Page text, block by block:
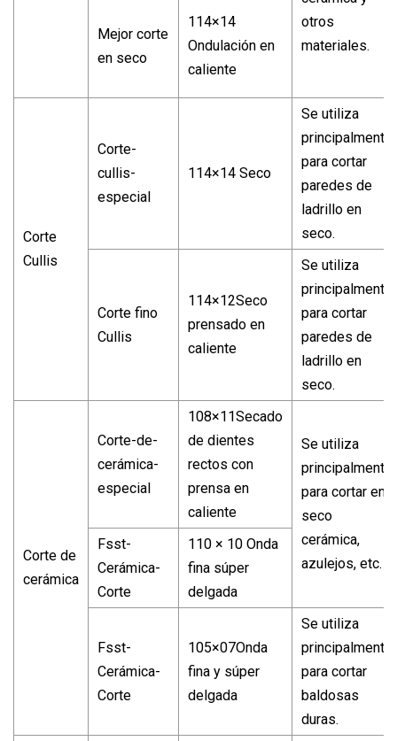
otros
materiales.
Mejor corte
en seco
114×14
Ondulación en
caliente
Corte
Cullis
Corte-
cullis-
especial
114×14 Seco
Se utiliza
principalmente
para cortar
paredes de
ladrillo en
seco.
Corte fino
Cullis
114×12Seco
prensado en
caliente
Se utiliza
principalmente
para cortar
paredes de
ladrillo en
seco.
Corte de
cerámica
Corte-de-
cerámica-
especial
108×11Secado
de dientes
rectos con
prensa en
caliente
Se utiliza
principalmente
para cortar en
seco
cerámica,
azulejos, etc.
Fsst-
Cerámica-
Corte
110 × 10 Onda
fina súper
delgada
Fsst-
Cerámica-
Corte
105×07Onda
fina y súper
delgada
Se utiliza
principalmente
para cortar
baldosas
duras.